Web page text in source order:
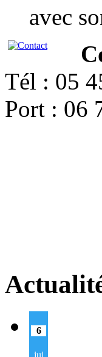
avec
Tél : 05
Port : 06
6
jui